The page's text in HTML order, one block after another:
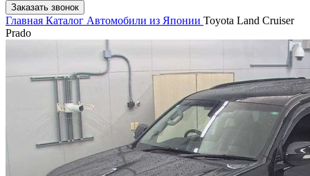
Заказать звонок
Главная Каталог Автомобили из Японии Toyota Land Cruiser
Prado